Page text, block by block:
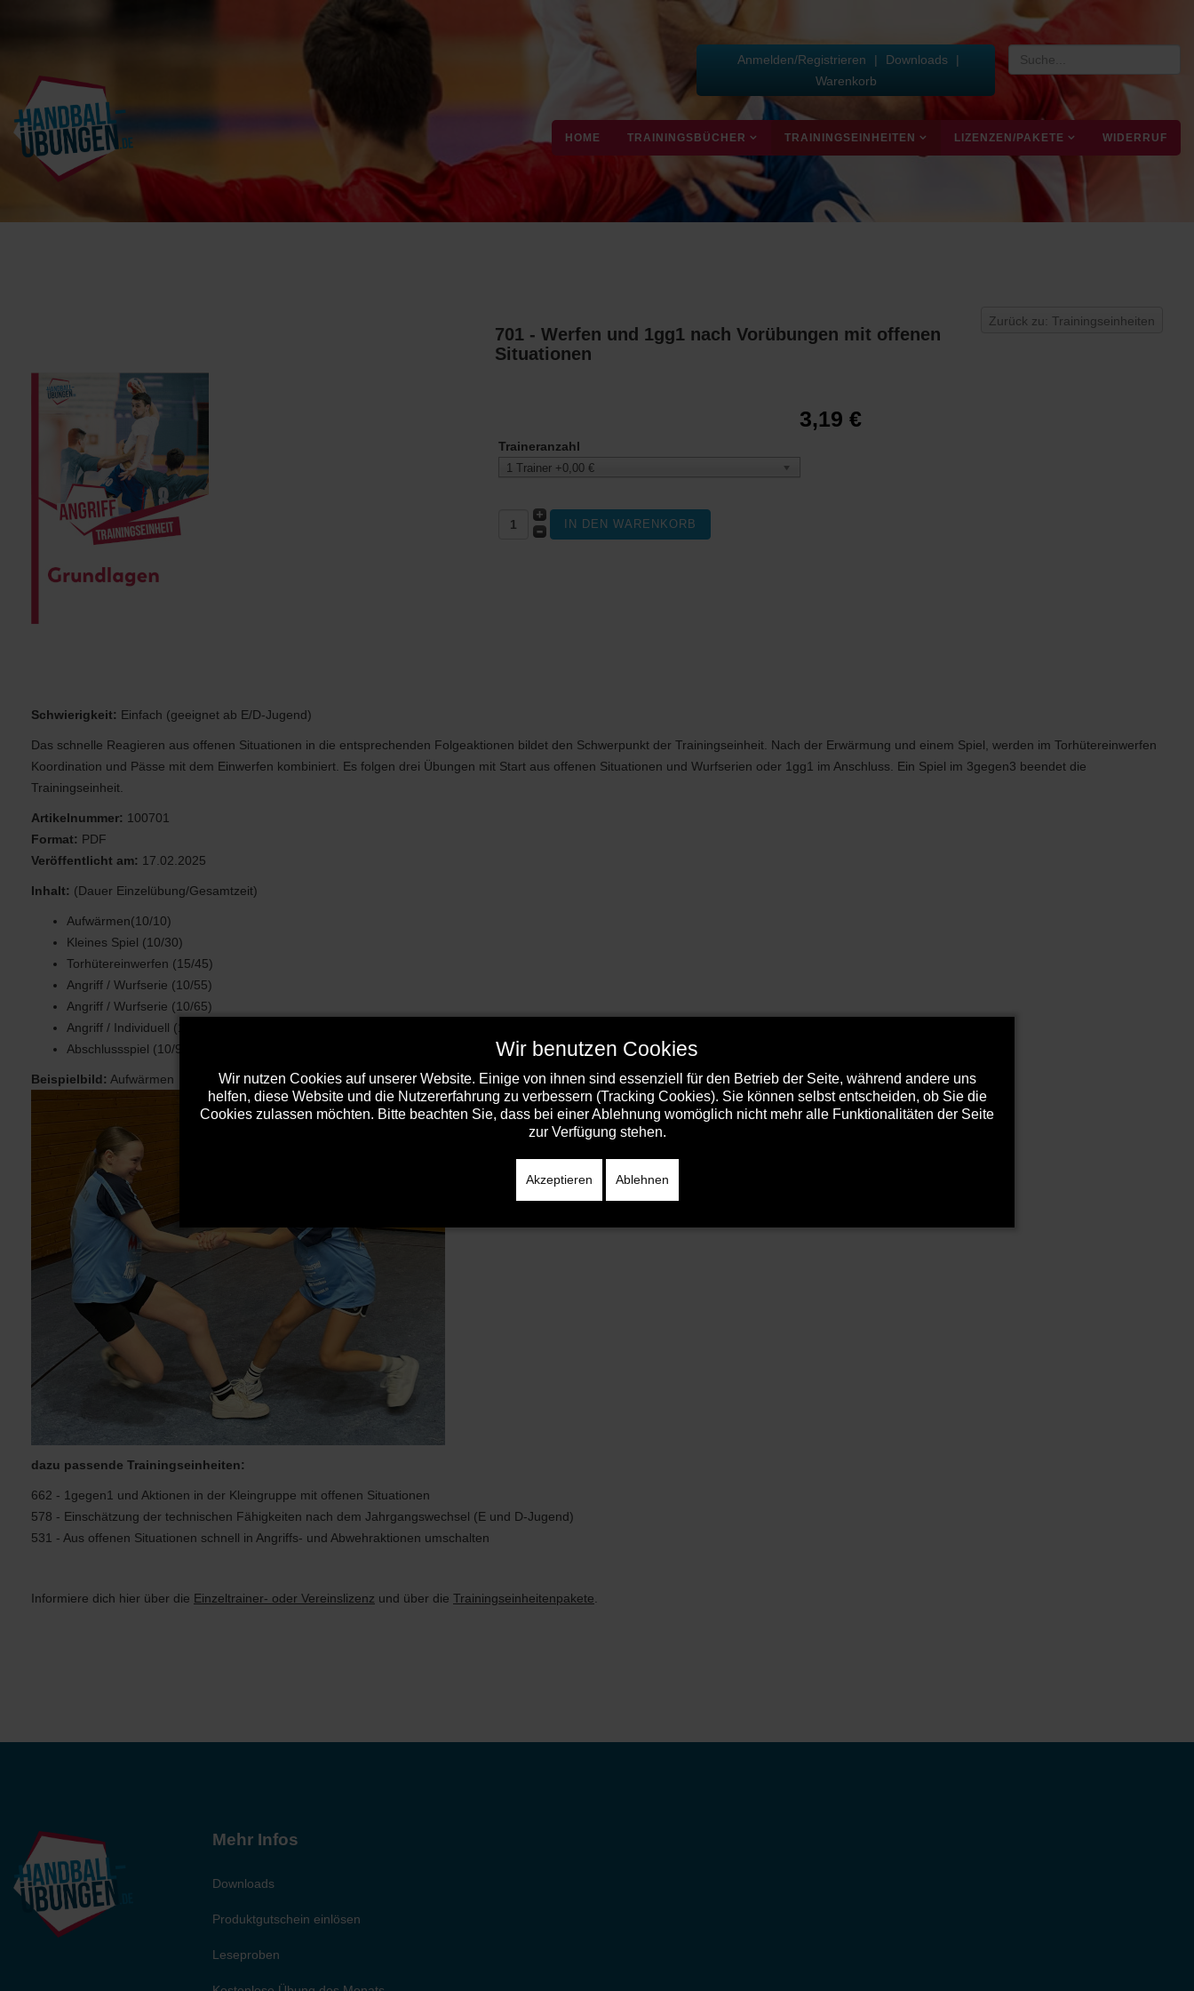
Anmelden/Registrieren | Downloads
|
Warenkorb
HOME TRAININGSBÜCHER TRAININGSEINHEITEN LIZENZEN/PAKETE WIDERRUF
Zurück zu: Trainingseinheiten
701 - Werfen und 1gg1 nach Vorübungen mit offenen
Situationen
3,19 €
Traineranzahl
1 Trainer +0,00 €
Schwierigkeit: Einfach (geeignet ab E/D-Jugend)
Das schnelle Reagieren aus offenen Situationen in die entsprechenden Folgeaktionen bildet den Schwerpunkt der Trainingseinheit. Nach der Erwärmung und einem Spiel, werden im Torhütereinwerfen
Koordination und Pässe mit dem Einwerfen kombiniert. Es folgen drei Übungen mit Start aus offenen Situationen und Wurfserien oder 1gg1 im Anschluss. Ein Spiel im 3gegen3 beendet die
Trainingseinheit.
Artikelnummer: 100701
Format: PDF
Veröffentlicht am: 17.02.2025
Inhalt: (Dauer Einzelübung/Gesamtzeit)
Aufwärmen(10/10)
Kleines Spiel (10/30)
Torhütereinwerfen (15/45)
Angriff / Wurfserie (10/55)
Angriff / Wurfserie (10/65)
Angriff / Individuell (15/80)
Abschlussspiel (10/90)
Beispielbild: Aufwärmen
dazu passende Trainingseinheiten:
662 - 1gegen1 und Aktionen in der Kleingruppe mit offenen Situationen
578 - Einschätzung der technischen Fähigkeiten nach dem Jahrgangswechsel (E und D-Jugend)
531 - Aus offenen Situationen schnell in Angriffs- und Abwehraktionen umschalten
Informiere dich hier über die Einzeltrainer- oder Vereinslizenz und über die Trainingseinheitenpakete
Mehr Infos
Downloads
Produktgutschein einlösen
Leseproben
Wir benutzen Cookies
Wir nutzen Cookies auf unserer Website. Einige von ihnen sind essenziell für den Betrieb der Seite, während andere uns
helfen, diese Website und die Nutzererfahrung zu verbessern (Tracking Cookies). Sie können selbst entscheiden, ob Sie die
Cookies zulassen möchten. Bitte beachten Sie, dass bei einer Ablehnung womöglich nicht mehr alle Funktionalitäten der Seite
zur Verfügung stehen.
Akzeptieren Ablehnen